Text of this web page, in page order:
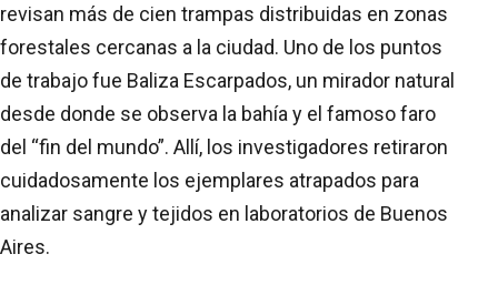
revisan más de cien trampas distribuidas en zonas
forestales cercanas a la ciudad. Uno de los puntos
de trabajo fue Baliza Escarpados, un mirador natural
desde donde se observa la bahía y el famoso faro
del “fin del mundo”. Allí, los investigadores retiraron
cuidadosamente los ejemplares atrapados para
analizar sangre y tejidos en laboratorios de Buenos
Aires.